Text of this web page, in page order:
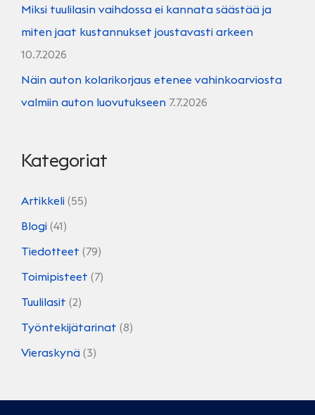
Miksi tuulilasin vaihdossa ei kannata säästää ja
miten jaat kustannukset joustavasti arkeen
10.7.2026
Näin auton kolarikorjaus etenee vahinkoarviosta
valmiin auton luovutukseen 7.7.2026
Kategoriat
Artikkeli (55)
Blogi (41)
Tiedotteet (79)
Toimipisteet (7)
Tuulilasit (2)
Työntekijätarinat (8)
Vieraskynä (3)